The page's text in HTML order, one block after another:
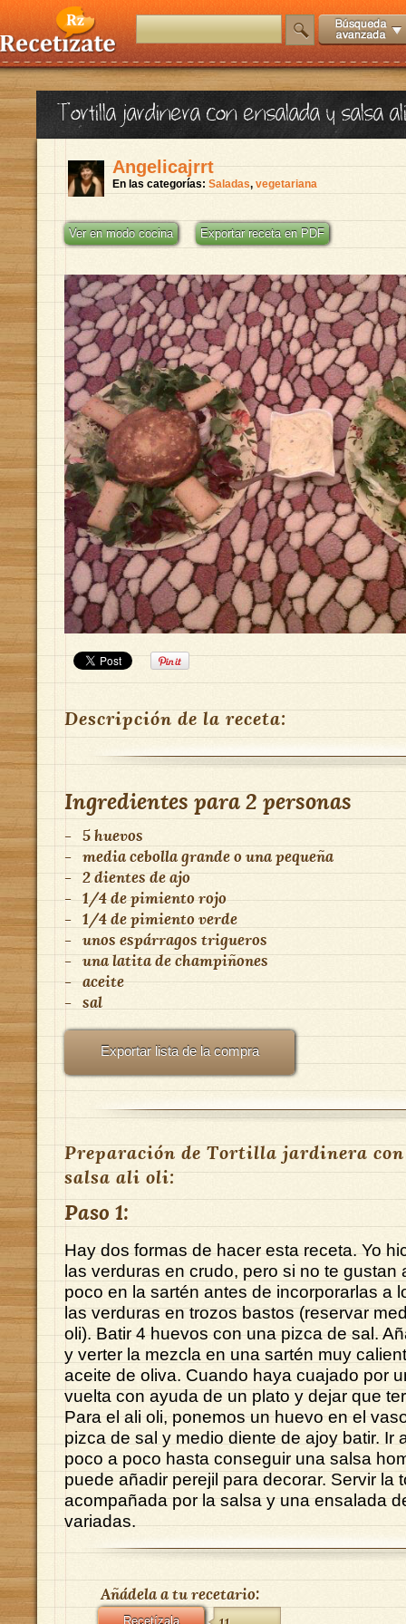
Tortilla jardinera con ensalada y salsa
Angelicajrrt
En las categorías: Saladas, vegetariana
Ver en modo cocina Exportar receta en PDF
Descripción de la receta:
Ingredientes para2 personas
- 5 huevos
- media cebolla grande o una pequeña
- 2 dientes de ajo
- 1/4 de pimiento rojo
- 1/4 de pimiento verde
- unos espárragos trigueros
- una latita de champiñones
- aceite
- sal
Exportar lista de la compra
Preparación de Tortilla jardinera
salsa ali oli:
Paso 1:
Hay dos formas de hacer esta receta. Yo
las verduras en crudo, pero si no te gustan
poco en la sartén antes de incorporarlas a
las verduras en trozos bastos (reservar
oli). Batir 4 huevos con una pizca de sal.
y verter la mezcla en una sartén muy
aceite de oliva. Cuando haya cuajado por
vuelta con ayuda de un plato y dejar que
Para el ali oli, ponemos un huevo en el
pizca de sal y medio diente de ajoy batir. Ir
poco a poco hasta conseguir una salsa
puede añadir perejil para decorar. Servir la
acompañada por la salsa y una ensalada
variadas.
Añádela a tu recetario:
Recetízala